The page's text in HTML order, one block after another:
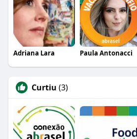
Adriana Lara Paula Antonacci
Curtiu (3)